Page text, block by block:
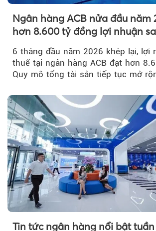
Ngân hàng ACB nửa đầu năm
hơn 8.600 tỷ đồng lợi nhuận
6 tháng đầu năm 2026 khép lại, lợi
thuế tại ngân hàng ACB đạt hơn
Quy mô tổng tài sản tiếp tục mở
Tin tức ngân hàng nổi bật